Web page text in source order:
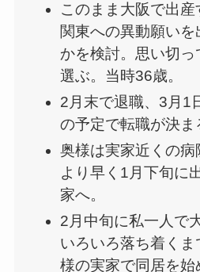
このまま大阪で出
関東への異動願い
かを検討。思い切
選ぶ。当時36歳。
2月末で退職、3月1
の予定で転職が決ま
奥様は実家近くの病
より早く1月下旬に
家へ。
2月中旬に私一人で
いろいろ落ち着く
様の実家で同居を